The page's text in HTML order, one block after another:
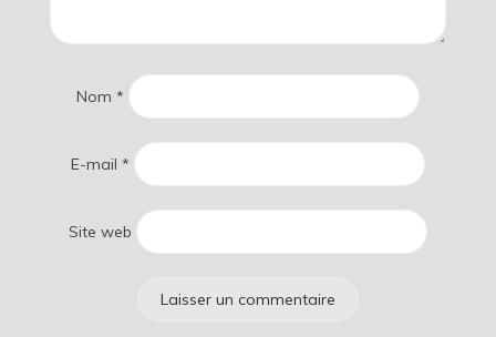
Nom *
E-mail *
Site web